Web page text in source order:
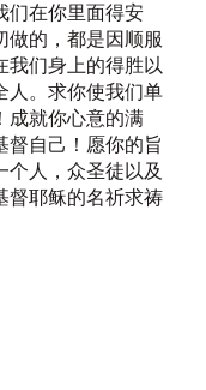
们在你里面得安
做的，都是因顺服
我们身上的得胜以
人。求你使我们单
成就你心意的满
督自己！愿你的旨
个人，众圣徒以及
督耶稣的名祈求祷